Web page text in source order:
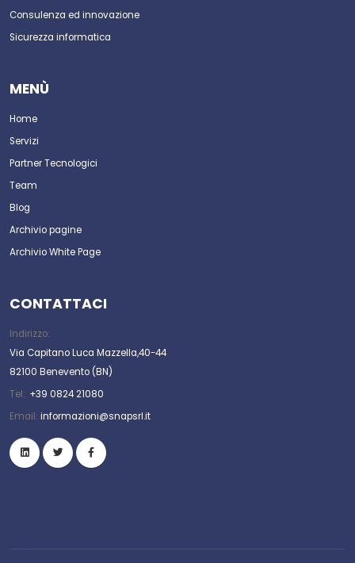
Consulenza ed innovazione
Sicurezza informatica
MENÙ
Home
Servizi
Partner Tecnologici
Team
Blog
Archivio pagine
Archivio White Page
CONTATTACI
Indirizzo:
Via Capitano Luca Mazzella,40-44
82100 Benevento (BN)
Tel.: +39 0824 21080
Email: informazioni@snapsrl.it